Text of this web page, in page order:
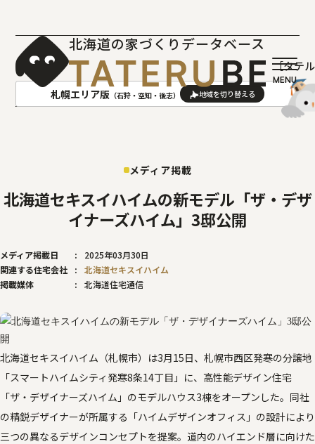
北海道の家づくりデータベース
［タテ
札幌エリア版 （石狩・空知・後志）
札幌(石狩･空知･後志)版
旭川(上川･留萌･宗谷)版
函館(渡島･檜山)版
帯広(十勝)版
室蘭(胆振･日高)版
釧路(釧路･根室)版
メディア掲載
北海道セキスイハイムの新モデル「ザ・デザ
イナーズハイム」3邸公開
メディア掲載日
2025年03月30日
関連する住宅会社
北海道セキスイハイム
掲載媒体
北海道住宅通信
北海道セキスイハイム（札幌市）は3月15日、札幌市西区発寒の分譲地
「スマートハイムシティ発寒8条14丁目」に、高性能デザイン住宅
「ザ・デザイナーズハイム」のモデルハウス3棟をオープンした。同社
の精鋭デザイナーが所属する「ハイムデザインオフィス」の設計により
三つの異なるデザインコンセプトを提案。道内のハイエンド層に向けた